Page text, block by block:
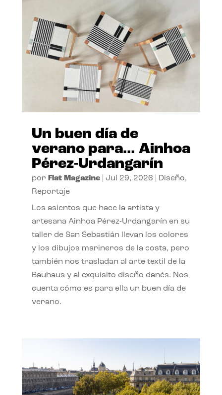
Un buen día de
verano para… Ainhoa
Pérez-Urdangarín
por Flat Magazine| Jul 29, 2026 Diseño,
Reportaje
Los asientos que hace la artista y
artesana Ainhoa Pérez-Urdangarín en su
taller de San Sebastián llevan los colores
y los dibujos marineros de la costa, pero
también nos trasladan al arte textil de la
Bauhaus y al exquisito diseño danés. Nos
cuenta cómo es para ella un buen día de
verano.